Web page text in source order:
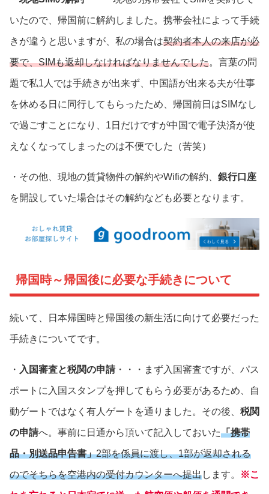
いたので、帰国前に解約しました。携帯会社によって手続
きが違うと思いますが、私の場合は契約者本人の来店が必
要で、SIMも返却しなければなりませんでした。言葉の問
題で私1人では手続きが出来ず、中国語が出来る夫が仕事
を休める日に同行してもらったため、帰国前日はSIMなし
で過ごすことになり、1日だけですが中国で電子決済が使
えなくなってしまったのは不便でした（苦笑）
・その他、現地の賃貸物件の解約やWifiの解約、 銀行口座
を開設していた場合はその解約なども必要となります。
帰国時～帰国後に必要な手続きについて
続いて、日本帰国時と帰国後の新生活に向けて必要だった
手続きについてです。
・ 入国審査と税関の申請・・・まず入国審査ですが、パス
ポートに入国スタンプを押してもらう必要があるため、自
動ゲートではなく有人ゲートを通りました。その後、 税関
の申請へ。事前に日通から頂いて記入しておいた「携帯
品・別送品申告書」2部を係員に渡し、1部が返却される
のでそちらを空港内の受付カウンターへ提出します。 ※こ